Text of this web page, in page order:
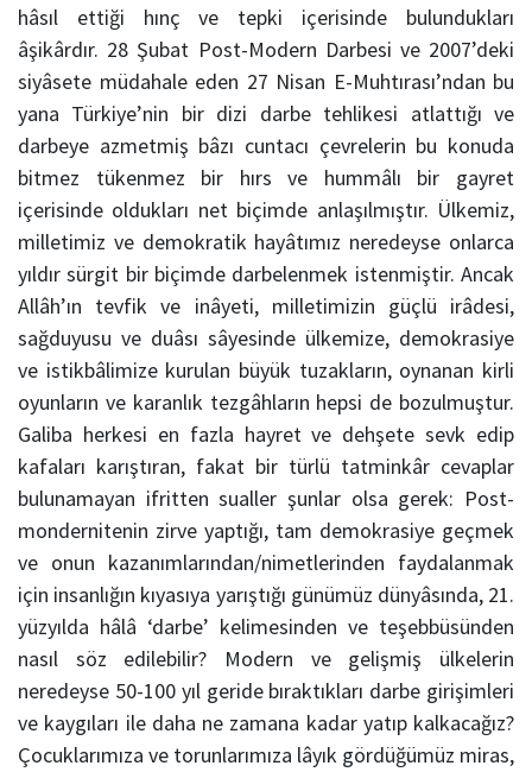
hâsıl ettiği hınç ve tepki içerisinde bulundukları
âşikârdır. 28 Şubat Post-Modern Darbesi ve 2007’deki
siyâsete müdahale eden 27 Nisan E-Muhtırası’ndan bu
yana Türkiye’nin bir dizi darbe tehlikesi atlattığı ve
darbeye azmetmiş bâzı cuntacı çevrelerin bu konuda
bitmez tükenmez bir hırs ve hummâlı bir gayret
içerisinde oldukları net biçimde anlaşılmıştır. Ülkemiz,
milletimiz ve demokratik hayâtımız neredeyse onlarca
yıldır sürgit bir biçimde darbelenmek istenmiştir. Ancak
Allâh’ın tevfik ve inâyeti, milletimizin güçlü irâdesi,
sağduyusu ve duâsı sâyesinde ülkemize, demokrasiye
ve istikbâlimize kurulan büyük tuzakların, oynanan kirli
oyunların ve karanlık tezgâhların hepsi de bozulmuştur.
Galiba herkesi en fazla hayret ve dehşete sevk edip
kafaları karıştıran, fakat bir türlü tatminkâr cevaplar
bulunamayan ifritten sualler şunlar olsa gerek: Post-
mondernitenin zirve yaptığı, tam demokrasiye geçmek
ve onun kazanımlarından/nimetlerinden faydalanmak
için insanlığın kıyasıya yarıştığı günümüz dünyâsında, 21.
yüzyılda hâlâ ‘darbe’ kelimesinden ve teşebbüsünden
nasıl söz edilebilir? Modern ve gelişmiş ülkelerin
neredeyse 50-100 yıl geride bıraktıkları darbe girişimleri
ve kaygıları ile daha ne zamana kadar yatıp kalkacağız?
Çocuklarımıza ve torunlarımıza lâyık gördüğümüz miras,